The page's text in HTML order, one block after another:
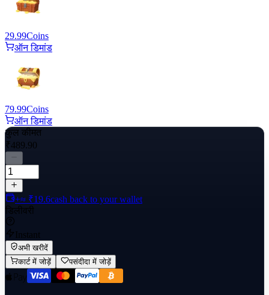
29.99Coins
ऑन डिमांड
79.99Coins
ऑन डिमांड
कुल कीमत
₹489.90
+≈ ₹19.6cash back to your wallet
डिलीवरी
Instant
अभी खरीदें
कार्ट में जोड़ें
पसंदीदा में जोड़ें